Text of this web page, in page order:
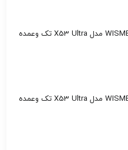
خرید ساعت هوشمند WISME مدل X53 Ultra تک وعمده
خرید ساعت هوشمند WISME مدل X53 Ultra تک وعمده